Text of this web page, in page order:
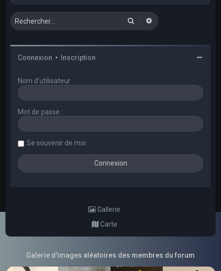
RechercherRecherche avancée
Connexion • Inscription
Nom d’utilisateur :
Mot de passe :
Se souvenir de moi
Gallerie
Carte
Galerie d'images aléatoires des membres du forum